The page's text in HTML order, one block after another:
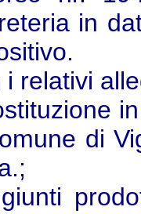
in
relativi
di